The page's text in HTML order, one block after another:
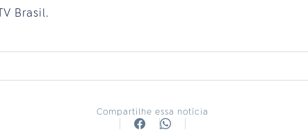
Brasil.
Compartilhe essa notícia